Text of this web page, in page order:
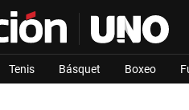
Tenis Básquet Boxeo